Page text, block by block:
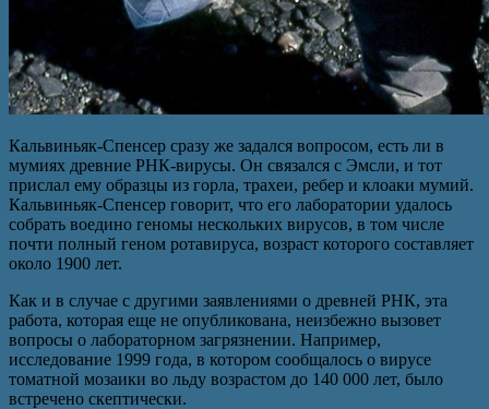
Кальвиньяк-Спенсер сразу же задался вопросом, есть ли в
мумиях древние РНК-вирусы. Он связался с Эмсли, и тот
прислал ему образцы из горла, трахеи, ребер и клоаки мумий.
Кальвиньяк-Спенсер говорит, что его лаборатории удалось
собрать воедино геномы нескольких вирусов, в том числе
почти полный геном ротавируса, возраст которого составляет
около 1900 лет.
Как и в случае с другими заявлениями о древней РНК, эта
работа, которая еще не опубликована, неизбежно вызовет
вопросы о лабораторном загрязнении. Например,
исследование 1999 года, в котором сообщалось о вирусе
томатной мозаики во льду возрастом до 140 000 лет, было
встречено скептически.